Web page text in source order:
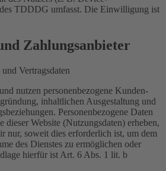
TDDDG umfasst. Die Einwilligung ist
Zahlungs­anbieter
Vertragsdaten
nutzen personenbezogene Kunden-
inhaltlichen Ausgestaltung und
Personenbezogene Daten
dieser Website (Nutzungsdaten) erheben,
nur, soweit dies erforderlich ist, um dem
des Dienstes zu ermöglichen oder
hierfür ist Art. 6 Abs. 1 lit. b